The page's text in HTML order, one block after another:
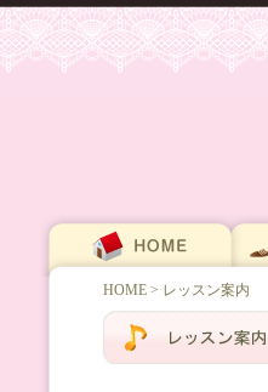
HOME > レッスン案内